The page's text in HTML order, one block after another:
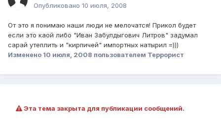
Опубликовано 10 июля, 2008
От это я понимаю наши люди не мелочатся! Прикол будет
если это каой либо "Иван Забулдыгович Литров" задумал
сарай утеплить и "кирпичей" импортных натырил =)))
Изменено 10 июля, 2008 пользователем Террорист
Эта тема закрыта для публикации сообщений.